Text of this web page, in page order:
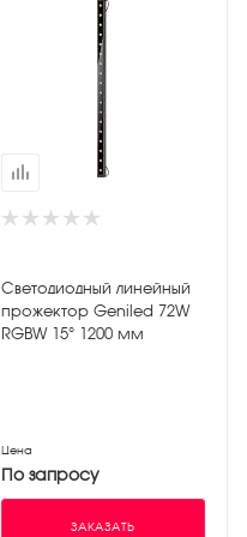
Светодиодный линейный
прожектор Geniled 72W
RGBW 15° 1200 мм
Цена
По запросу
ЗАКАЗАТЬ